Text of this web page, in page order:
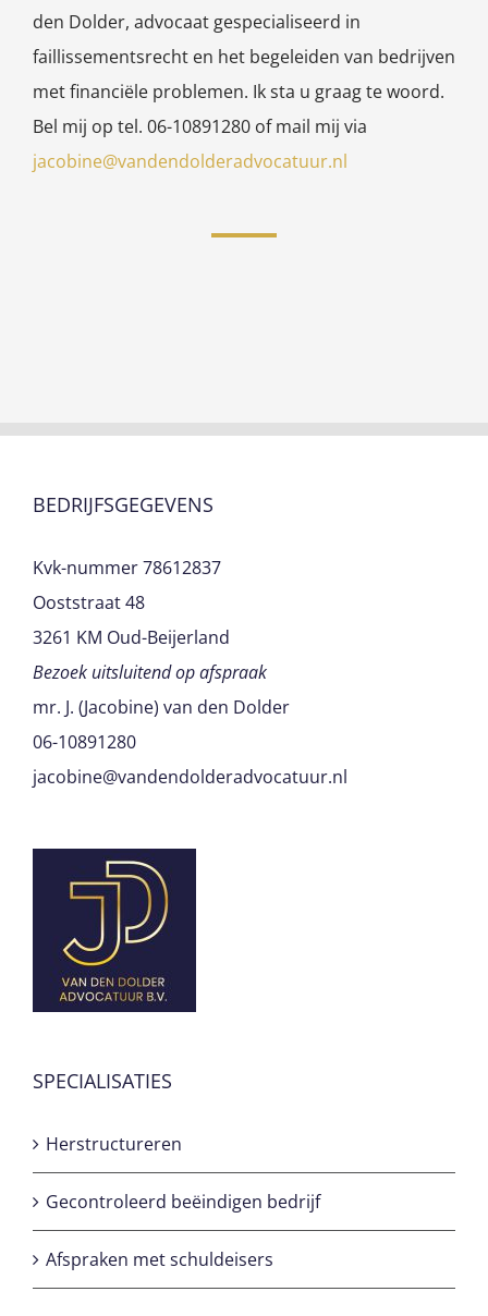
den Dolder, advocaat gespecialiseerd in
faillissementsrecht en het begeleiden van bedrijven
met financiële problemen. Ik sta u graag te woord.
Bel mij op tel. 06-10891280 of mail mij via
jacobine@vandendolderadvocatuur.nl
BEDRIJFSGEGEVENS
Kvk-nummer 78612837
Ooststraat 48
3261 KM Oud-Beijerland
Bezoek uitsluitend op afspraak
mr. J. (Jacobine) van den Dolder
06-10891280
jacobine@vandendolderadvocatuur.nl
SPECIALISATIES
Herstructureren
Gecontroleerd beëindigen bedrijf
Afspraken met schuldeisers